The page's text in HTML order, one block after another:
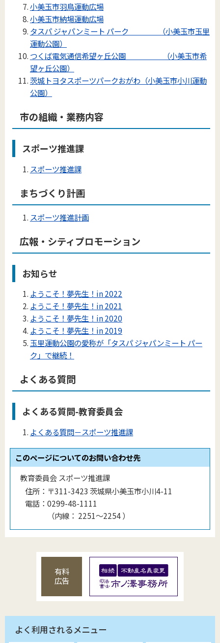
小美玉市羽鳥運動広場
小美玉市納場運動広場
タスパ ジャパンミート パーク （小美玉市玉里
運動公園）
つくば電気通信希望ヶ丘公園 （小美玉市希
望ヶ丘公園）
茨城トヨタスポーツパークおがわ（小美玉市小川運動
公園）
市の組織・業務内容
スポーツ推進課
スポーツ推進課
まちづくり計画
スポーツ推進計画
広報・シティプロモーション
お知らせ
ようこそ！夢先生！in 2022
ようこそ！夢先生！in 2021
ようこそ！夢先生！in 2020
ようこそ！夢先生！in 2019
玉里運動公園の愛称が「タスパ ジャパンミート パー
ク」で継続！
よくある質問
よくある質問-教育委員会
よくある質問－スポーツ推進課
このページについてのお問い合わせ先
教育委員会 スポーツ推進課
住所： 〒311-3423 茨城県小美玉市小川4-11
電話： 0299-48-1111
（内線 ： 2251～2254）
有料
広告
よく利用されるメニュー